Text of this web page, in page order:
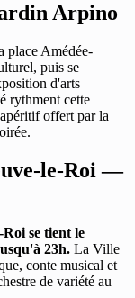
Arpino
place Amédée-
puis se
d'arts
rythment cette
offert par la
le-Roi —
se tient le
23h. La Ville
conte musical et
de variété au